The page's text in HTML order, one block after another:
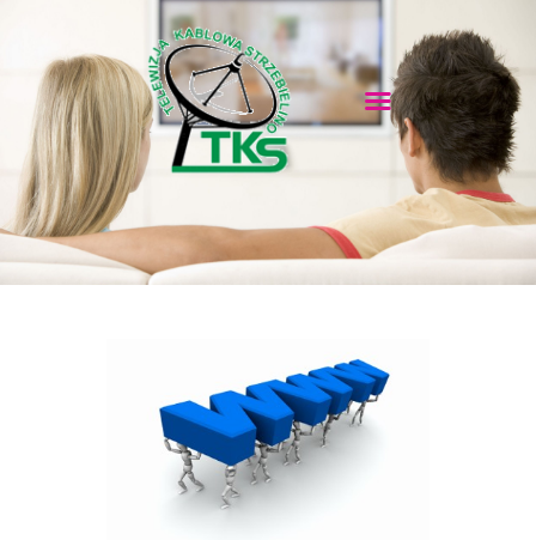
TKS
USŁUGI
DOKUMENTY
POCZTA
KAMERY ONLINE